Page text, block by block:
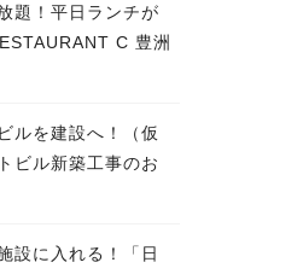
題！平日ランチが
C 豊洲
ルを建設へ！（仮
ビル新築工事のお
設に入れる！「日